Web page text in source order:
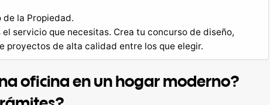
de la Propiedad.
servicio que necesitas. Crea tu concurso de diseño,
proyectos de alta calidad entre los que elegir.
oficina en un hogar moderno?